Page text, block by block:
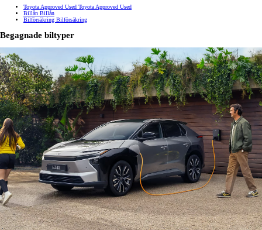
Toyota Approved Used Toyota Approved Used
Billån Billån
Bilförsäkring Bilförsäkring
Begagnade biltyper